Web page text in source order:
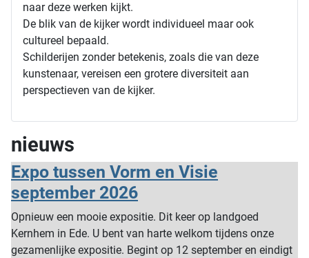
naar deze werken kijkt.
De blik van de kijker wordt individueel maar ook
cultureel bepaald.
Schilderijen zonder betekenis, zoals die van deze
kunstenaar, vereisen een grotere diversiteit aan
perspectieven van de kijker.
nieuws
Expo tussen Vorm en Visie
september 2026
Opnieuw een mooie expositie. Dit keer op landgoed
Kernhem in Ede. U bent van harte welkom tijdens onze
gezamenlijke expositie. Begint op 12 september en eindigt